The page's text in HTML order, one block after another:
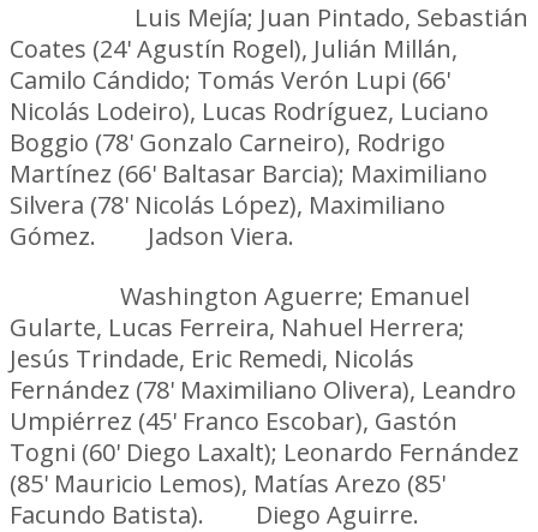
Luis Mejía; Juan Pintado, Sebastián
Coates (24' Agustín Rogel), Julián Millán,
Camilo Cándido; Tomás Verón Lupi (66'
Nicolás Lodeiro), Lucas Rodríguez, Luciano
Boggio (78' Gonzalo Carneiro), Rodrigo
Martínez (66' Baltasar Barcia); Maximiliano
Silvera (78' Nicolás López), Maximiliano
Gómez.
Jadson Viera.
Washington Aguerre; Emanuel
Gularte, Lucas Ferreira, Nahuel Herrera;
Jesús Trindade, Eric Remedi, Nicolás
Fernández (78' Maximiliano Olivera), Leandro
Umpiérrez (45' Franco Escobar), Gastón
Togni (60' Diego Laxalt); Leonardo Fernández
(85' Mauricio Lemos), Matías Arezo (85'
Facundo Batista).
Diego Aguirre.